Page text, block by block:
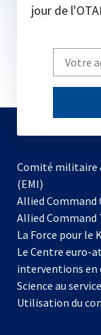
jour de
Write
your
email
Comité
(EMI)
Allied Command
Allied
La Force pour le
Le Centre euro-
interventions en
Science au
Utilisation du